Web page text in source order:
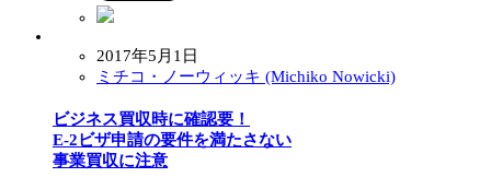
2017年5月1日
ミチコ・ノーウィッキ (Michiko Nowicki)
ビジネス買収時に確認要！
E-2ビザ申請の要件を満たさない
事業買収に注意